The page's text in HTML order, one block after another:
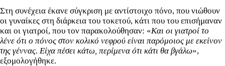
Στη συνέχεια έκανε σύγκριση με αντίστοιχο πόνο, που νιώθουν
οι γυναίκες στη διάρκεια του τοκετού, κάτι που του επισήμαναν
και οι γιατροί, που τον παρακολούθησαν: «Και οι γιατροί το
λένε ότι ο πόνος στον κολικό νεφρού είναι παρόμοιος με εκείνον
της γέννας. Είχα πέσει κάτω, περίμενα ότι κάτι θα βγάλω»,
εξομολογήθηκε.